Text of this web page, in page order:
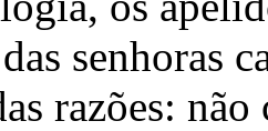
senhoras
razões: